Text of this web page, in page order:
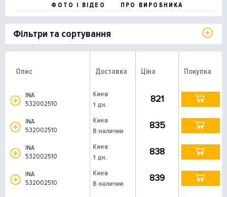
ФОТО І ВІДЕО
ПРО ВИРОБНИКА
Фільтри та сортування
Опис Доставка Ціна Покупка
INA
532002510
Киев
1 дн.
821
INA
532002510
Киев
В наличии
835
INA
532002510
Киев
1 дн.
838
INA
532002510
Киев
В наличии
839